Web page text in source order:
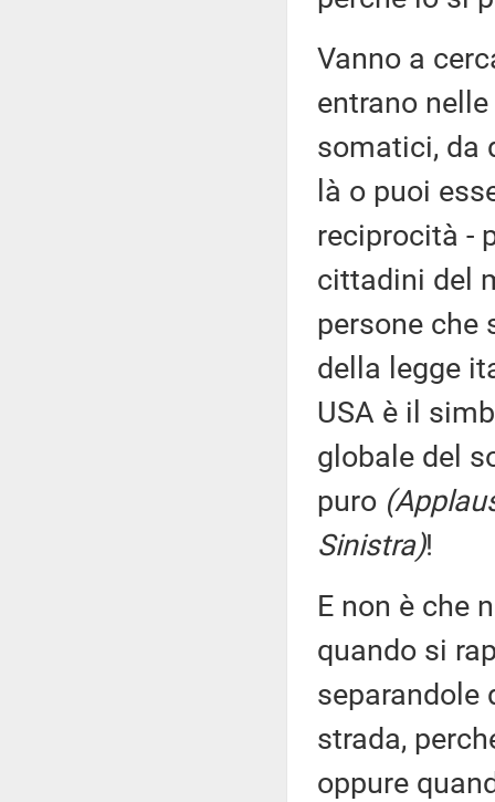
Vanno a
entrano
somatici, da
là o puoi
reciprocità -
cittadini del
persone che
della legge
USA è il
globale del
puro
Sinistra)!
E non è che
quando si
separandole
strada,
oppure